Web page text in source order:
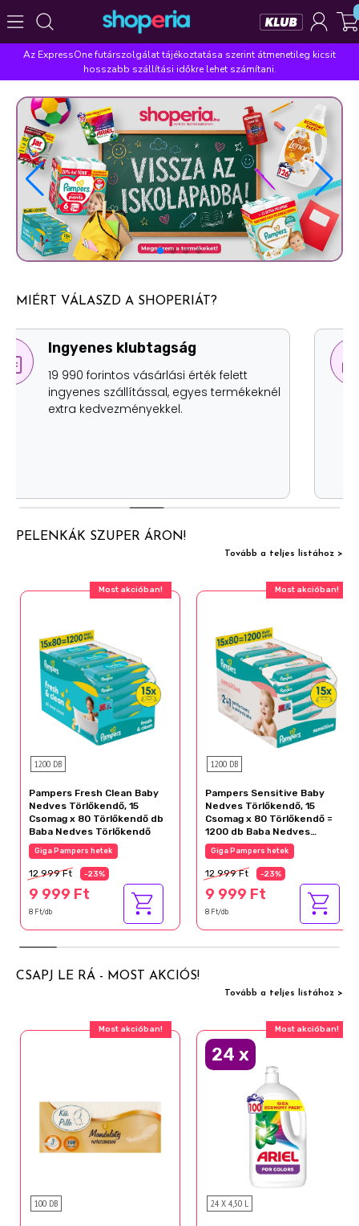
Népszerű kategóriák
Szépségápolás Élelmiszer Mosás Mosogatás
Takarítás Baba-mama Háztartás
Népszerű márkák
Pampers Lenor Violeta Coccolino Silan
Népszerű keresések
leukoplast ariel lenor finish pampers
Az ExpressOne futárszolgálat tájékoztatása szerint átmenetileg kicsit
hosszabb szállítási időkre lehet számítani.
MIÉRT VÁLASZD A SHOPERIÁT?
Ingyenes személyes átvételi
lehetőség
Értékhatártól függetlenül, szállítási
költség nélkül két helyen is átveheted
PELENKÁK SZUPER ÁRON!
Tovább a teljes listához >
Most akcióban!
1200 DB
Pampers Fresh Clean Baby
Nedves Törlőkendő, 15
Csomag x 80 Törlőkendő db
Baba Nedves Törlőkendő
Giga Pampers hetek
12 999 Ft -23%
9 999 Ft
8 Ft/db
Most akcióban!
1200 DB
Pampers Sensitive Baby
Nedves Törlőkendő, 15
Csomag x 80 Törlőkendő =
1200 db Baba Nedves
Törlőkendő
Giga Pampers hetek
12 999 Ft -23%
9 999 Ft
8 Ft/db
CSAPJ LE RÁ - MOST AKCIÓS!
Tovább a teljes listához >
Most akcióban!
100 DB
Most akcióban!
24 x
24 X 4,50 L